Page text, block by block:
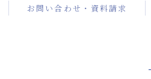
症例集
お問い合わせ・資料請求